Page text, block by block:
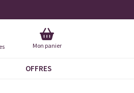
Mon panier
OFFRES